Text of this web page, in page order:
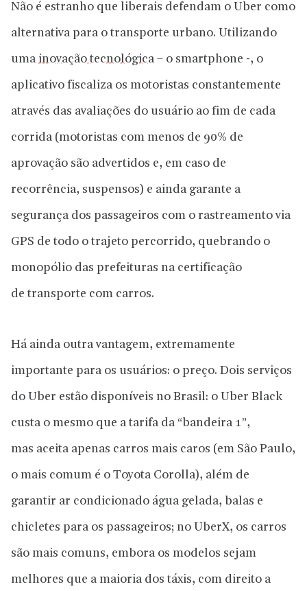
Não é estranho que liberais defendam o Uber como
alternativa para o transporte urbano. Utilizando
uma inovação tecnológica – o smartphone -, o
aplicativo fiscaliza os motoristas constantemente
através das avaliações do usuário ao fim de cada
corrida (motoristas com menos de 90% de
aprovação são advertidos e, em caso de
recorrência, suspensos) e ainda garante a
segurança dos passageiros com o rastreamento via
GPS de todo o trajeto percorrido, quebrando o
monopólio das prefeituras na certificação
de transporte com carros.
Há ainda outra vantagem, extremamente
importante para os usuários: o preço. Dois serviços
do Uber estão disponíveis no Brasil: o Uber Black
custa o mesmo que a tarifa da “bandeira 1”,
mas aceita apenas carros mais caros (em São Paulo,
o mais comum é o Toyota Corolla), além de
garantir ar condicionado água gelada, balas e
chicletes para os passageiros; no UberX, os carros
são mais comuns, embora os modelos sejam
melhores que a maioria dos táxis, com direito a